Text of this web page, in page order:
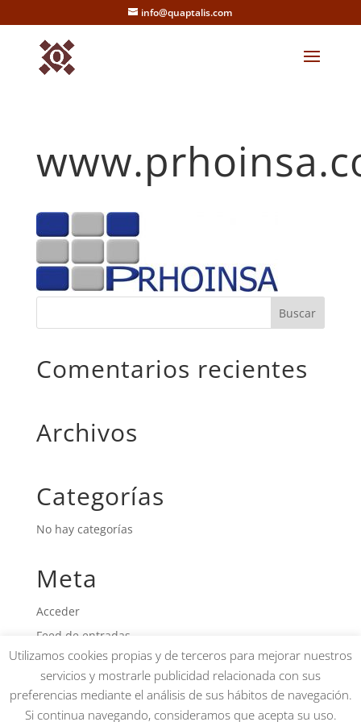
info@quaptalis.com
Comentarios recientes
Archivos
Categorías
No hay categorías
Meta
Acceder
Feed de entradas
Feed de comentarios
WordPress.org
Utilizamos cookies propias y de terceros para mejorar nuestros
servicios y mostrarle publicidad relacionada con sus
preferencias mediante el análisis de sus hábitos de navegación.
Si continua navegando, consideramos que acepta su uso.